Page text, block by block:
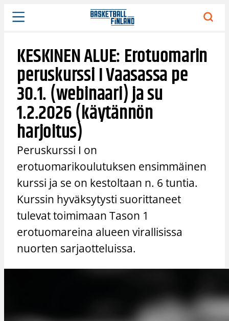
Siirry
sisältöön
KESKINEN ALUE: Erotuomarin
peruskurssi I Vaasassa pe
30.1. (webinaari) ja su
1.2.2026 (käytännön
harjoitus)
Peruskurssi I on
erotuomarikoulutuksen ensimmäinen
kurssi ja se on kestoltaan n. 6 tuntia.
Kurssin hyväksytysti suorittaneet
tulevat toimimaan Tason 1
erotuomareina alueen virallisissa
nuorten sarjaotteluissa.